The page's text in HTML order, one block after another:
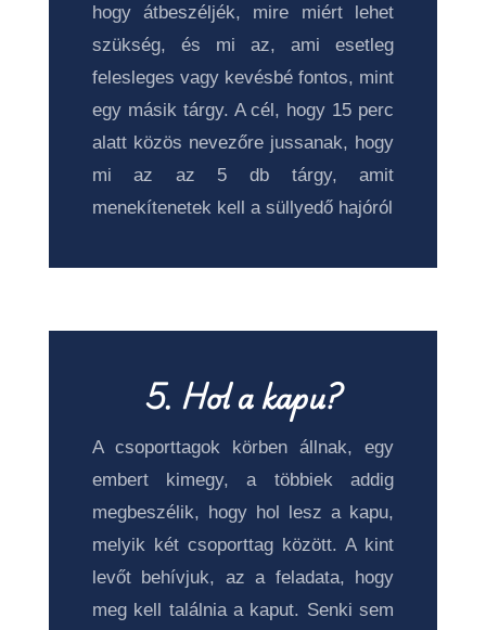
hogy átbeszéljék, mire miért lehet
szükség, és mi az, ami esetleg
felesleges vagy kevésbé fontos, mint
egy másik tárgy. A cél, hogy 15 perc
alatt közös nevezőre jussanak, hogy
mi az az 5 db tárgy, amit
menekítenetek kell a süllyedő hajóról
5. Hol a kapu?
A csoporttagok körben állnak, egy
embert kimegy, a többiek addig
megbeszélik, hogy hol lesz a kapu,
melyik két csoporttag között. A kint
levőt behívjuk, az a feladata, hogy
meg kell találnia a kaput. Senki sem